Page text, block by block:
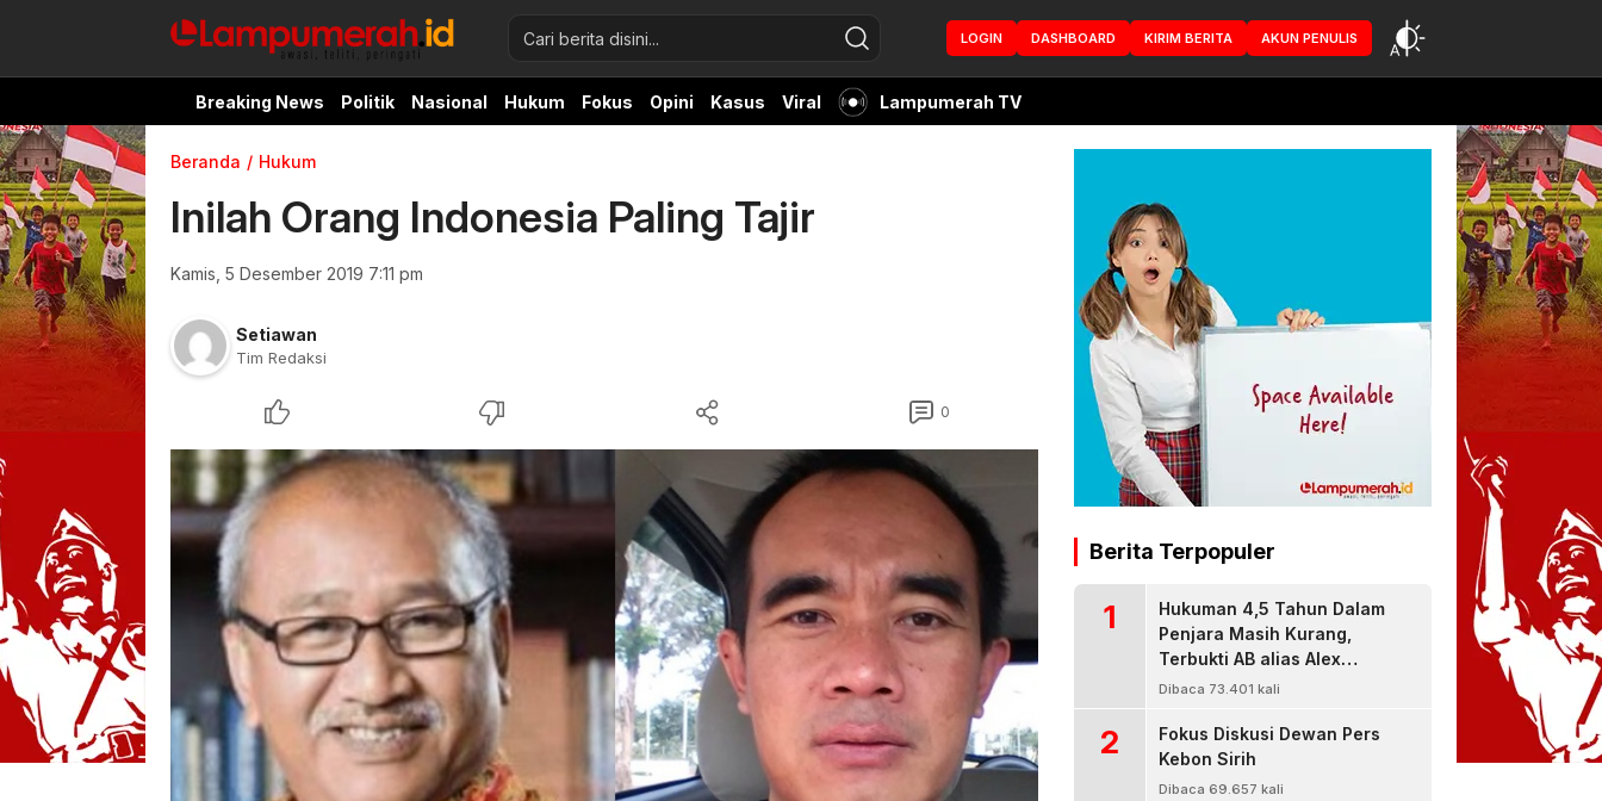
LOGIN DASHBOARD KIRIM BERITA AKUN PENULIS
Breaking News Politik Nasional Hukum Fokus Opini Kasus Viral Lampumerah TV
Beranda Hukum
Inilah Orang Indonesia Paling Tajir
Kamis, 5 Desember 2019 7:11 pm
Setiawan
Tim Redaksi
0
Berita Terpopuler
1
Hukuman 4,5 Tahun Dalam
Penjara Masih Kurang,
Terbukti AB alias Alex
Residivis Narkoba Kembali
Dibaca 73.401 kali
2
Fokus Diskusi Dewan Pers
Kebon Sirih
Dibaca 69.657 kali